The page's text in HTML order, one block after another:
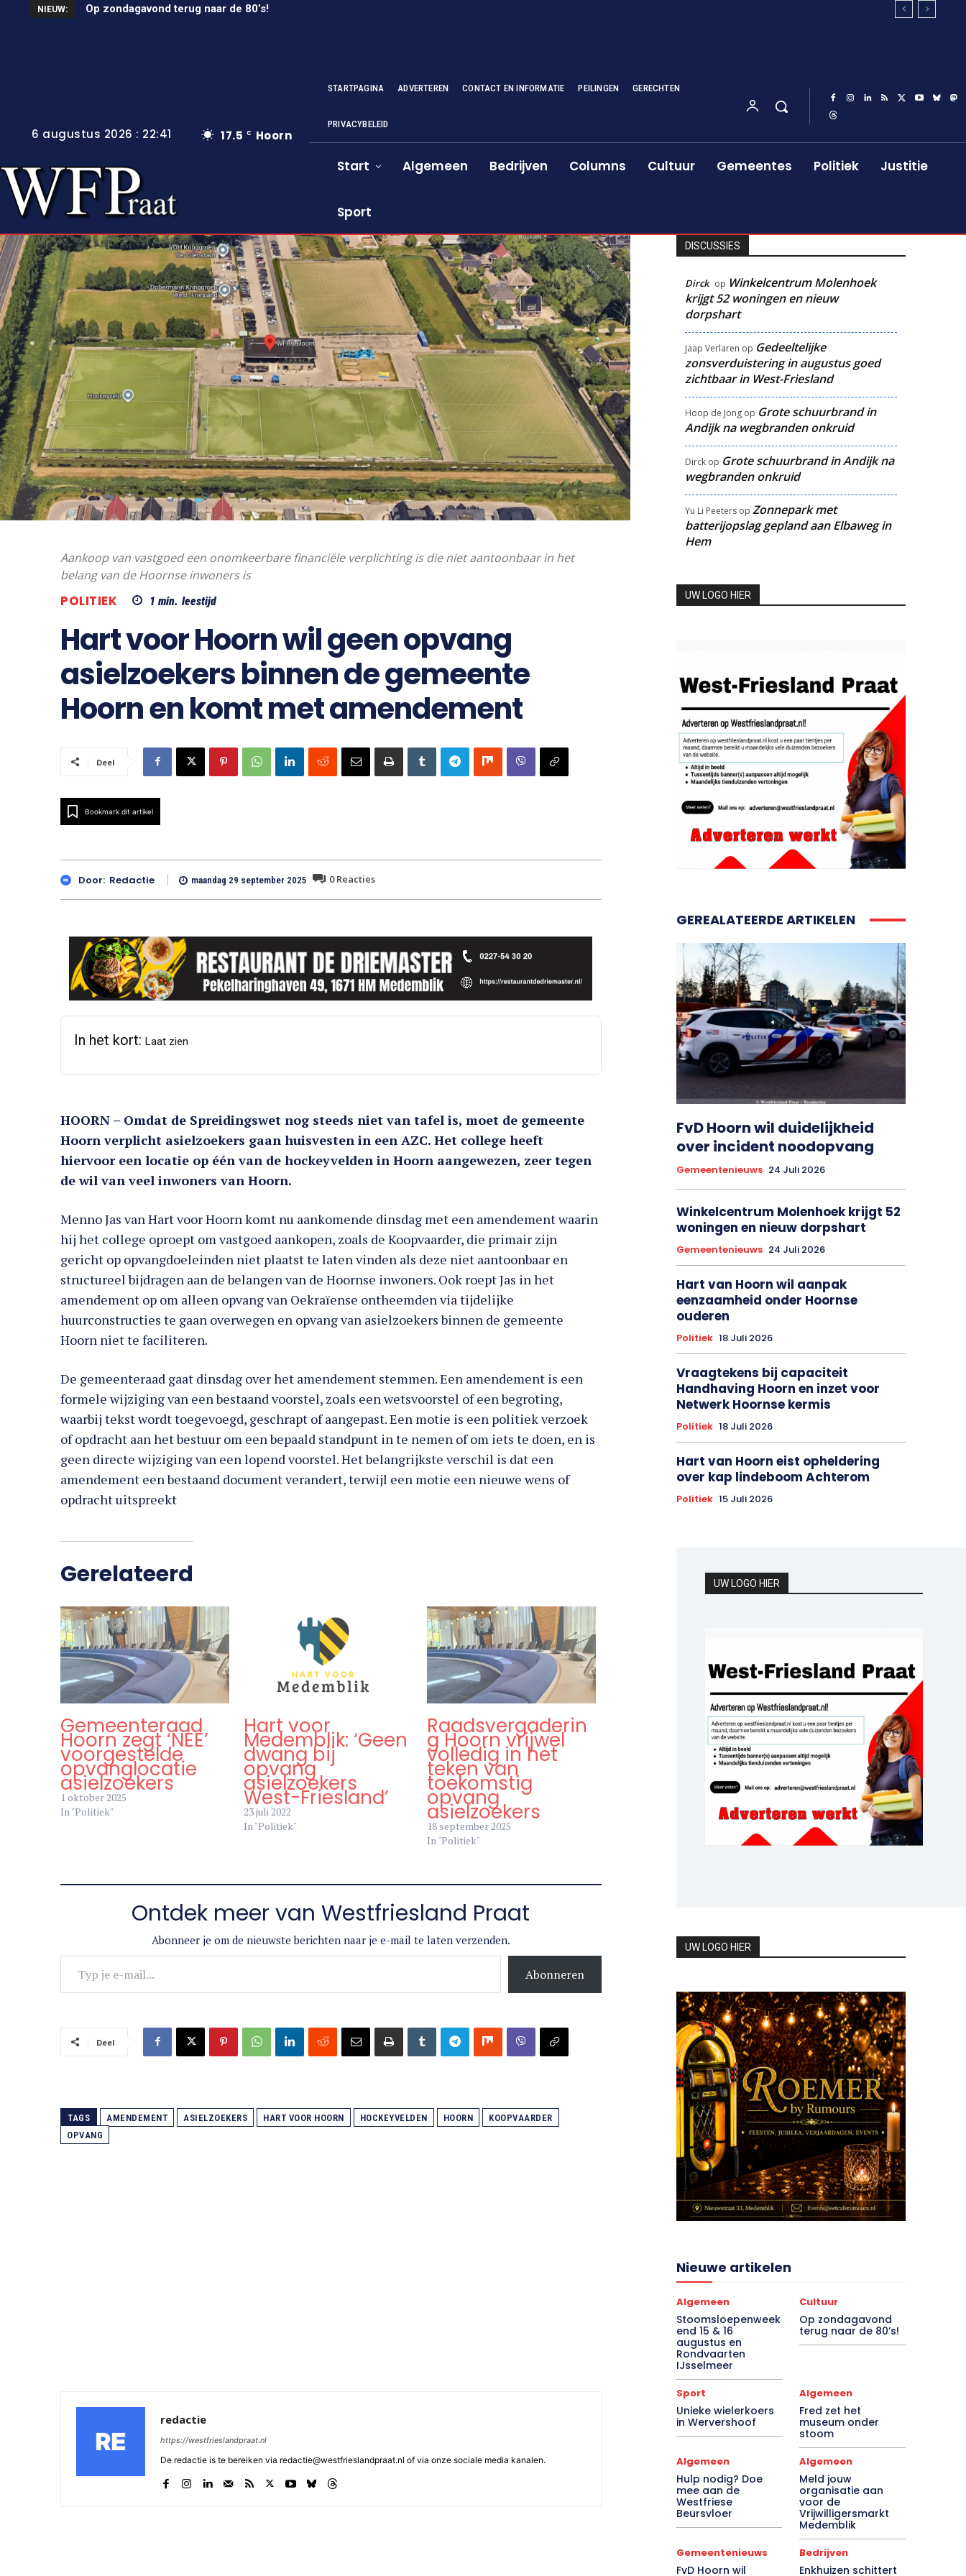
NIEUW: Unieke wielerkoers in Wervershoof
17.5 C Hoorn
6 augustus 2026 : 22:41
STARTPAGINA ADVERTEREN CONTACT EN INFORMATIE PEILINGEN GERECHTEN
PRIVACYBELEID
Start Algemeen Bedrijven Columns Cultuur Gemeentes Politiek Justitie
Sport
Aankoop van vastgoed een onomkeerbare financiële verplichting is die niet aantoonbaar in het
belang van de Hoornse inwoners is
POLITIEK 1 min. leestijd
Hart voor Hoorn wil geen opvang
asielzoekers binnen de gemeente
Hoorn en komt met amendement
Deel
Bookmark dit artikel
Door: Redactie maandag 29 september 2025 0Reacties
In het kort: Laat zien
HOORN – Omdat de Spreidingswet nog steeds niet van tafel is, moet de gemeente
Hoorn verplicht asielzoekers gaan huisvesten in een AZC. Het college heeft
hiervoor een locatie op één van de hockeyvelden in Hoorn aangewezen, zeer tegen
de wil van veel inwoners van Hoorn.
Menno Jas van Hart voor Hoorn komt nu aankomende dinsdag met een amendement waarin
hij het college oproept om vastgoed aankopen, zoals de Koopvaarder, die primair zijn
gericht op opvangdoeleinden niet plaatst te laten vinden als deze niet aantoonbaar en
structureel bijdragen aan de belangen van de Hoornse inwoners. Ook roept Jas in het
amendement op om alleen opvang van Oekraïense ontheemden via tijdelijke
huurconstructies te gaan overwegen en opvang van asielzoekers binnen de gemeente
Hoorn niet te faciliteren.
De gemeenteraad gaat dinsdag over het amendement stemmen. Een amendement is een
formele wijziging van een bestaand voorstel, zoals een wetsvoorstel of een begroting,
waarbij tekst wordt toegevoegd, geschrapt of aangepast. Een motie is een politiek verzoek
of opdracht aan het bestuur om een bepaald standpunt in te nemen of om iets te doen, en is
geen directe wijziging van een lopend voorstel. Het belangrijkste verschil is dat een
amendement een bestaand document verandert, terwijl een motie een nieuwe wens of
opdracht uitspreekt
Gerelateerd
Gemeenteraad
Hoorn zegt ‘NEE’
voorgestelde
opvanglocatie
asielzoekers
1 oktober 2025
In "Politiek"
Hart voor
Medemblik: ‘Geen
dwang bij
opvang
asielzoekers
West-Friesland’
23 juli 2022
In "Politiek"
Raadsvergaderin
g Hoorn vrijwel
volledig in het
teken van
toekomstig
opvang
asielzoekers
18 september 2025
In "Politiek"
Ontdek meer van Westfriesland Praat
Abonneer je om de nieuwste berichten naar je e-mail te laten verzenden.
Typ je e-mail...
Abonneren
Deel
TAGS AMENDEMENT ASIELZOEKERS HART VOOR HOORN HOCKEYVELDEN HOORN
KOOPVAARDER
OPVANG
redactie
https://westfrieslandpraat.nl
De redactie is te bereiken via redactie@westfrieslandpraat.nl of via onze sociale media kanalen.
DISCUSSIES
Dirck op Winkelcentrum Molenhoek
krijgt 52 woningen en nieuw
dorpshart
Jaap Verlaren op Gedeeltelijke
zonsverduistering in augustus goed
zichtbaar in West-Friesland
Hoop de Jongop Grote schuurbrand in
Andijk na wegbranden onkruid
Dirckop Grote schuurbrand in Andijk na
wegbranden onkruid
Yu Li Peetersop Zonnepark met
batterijopslag gepland aan Elbaweg in
Hem
UW LOGO HIER
GEREALATEERDE ARTIKELEN
FvD Hoorn wil duidelijkheid
over incident noodopvang
Gemeentenieuws 24 Juli 2026
Winkelcentrum Molenhoek krijgt 52
woningen en nieuw dorpshart
Gemeentenieuws 24 Juli 2026
Hart van Hoorn wil aanpak
eenzaamheid onder Hoornse
ouderen
Politiek 18 Juli 2026
Vraagtekens bij capaciteit
Handhaving Hoorn en inzet voor
Netwerk Hoornse kermis
Politiek 18 Juli 2026
Hart van Hoorn eist opheldering
over kap lindeboom Achterom
Politiek 15 Juli 2026
UW LOGO HIER
UW LOGO HIER
Nieuwe artikelen
Algemeen
Stoomsloepenweek
end 15 & 16
augustus en
Rondvaarten
IJsselmeer
Cultuur
Op zondagavond
terug naar de 80’s!
Sport
Unieke wielerkoers
in Wervershoof
Algemeen
Fred zet het
museum onder
stoom
Algemeen
Hulp nodig? Doe
mee aan de
Westfriese
Beursvloer
Algemeen
Meld jouw
organisatie aan
voor de
Vrijwilligersmarkt
Medemblik
Gemeentenieuws
FvD Hoorn wil
Bedrijven
Enkhuizen schittert